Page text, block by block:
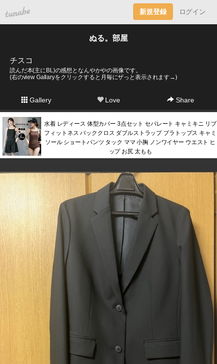
tuna.be 新規登録 ログイン
ぬる。部屋
チスコ
読んだ本(主にBL)の感想となんやかやの画像です。
(右のview Gallaryをクリックすると月毎にザっと表示されます→)
Gallery Love Share
水着 レディース 体型カバー 3点セット セパレート キャミキニ リブ
フィットネス バッククロス ダブルストラップ ブラトップス キャミ
ソール ショートパンツ タック ママ 小胸 ノンワイヤー ウエスト ヒ
ップ お尻 太もも